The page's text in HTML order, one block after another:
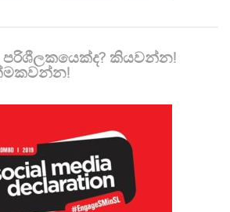
පරිශීලකයෙක්ද? කියවන්න!